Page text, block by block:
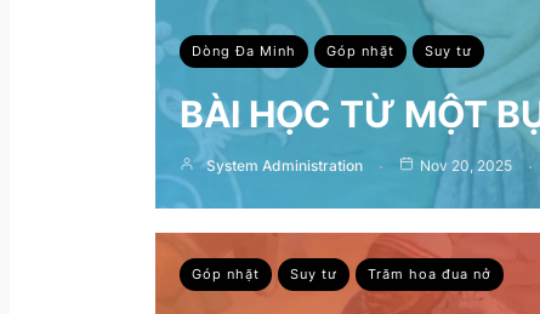
Dòng Đa Minh Góp nhặt Suy tư
BÀI HỌC TỪ MỘT
System Administration Nov 20, 2025
Góp nhặt Suy tư Trăm hoa đua nở